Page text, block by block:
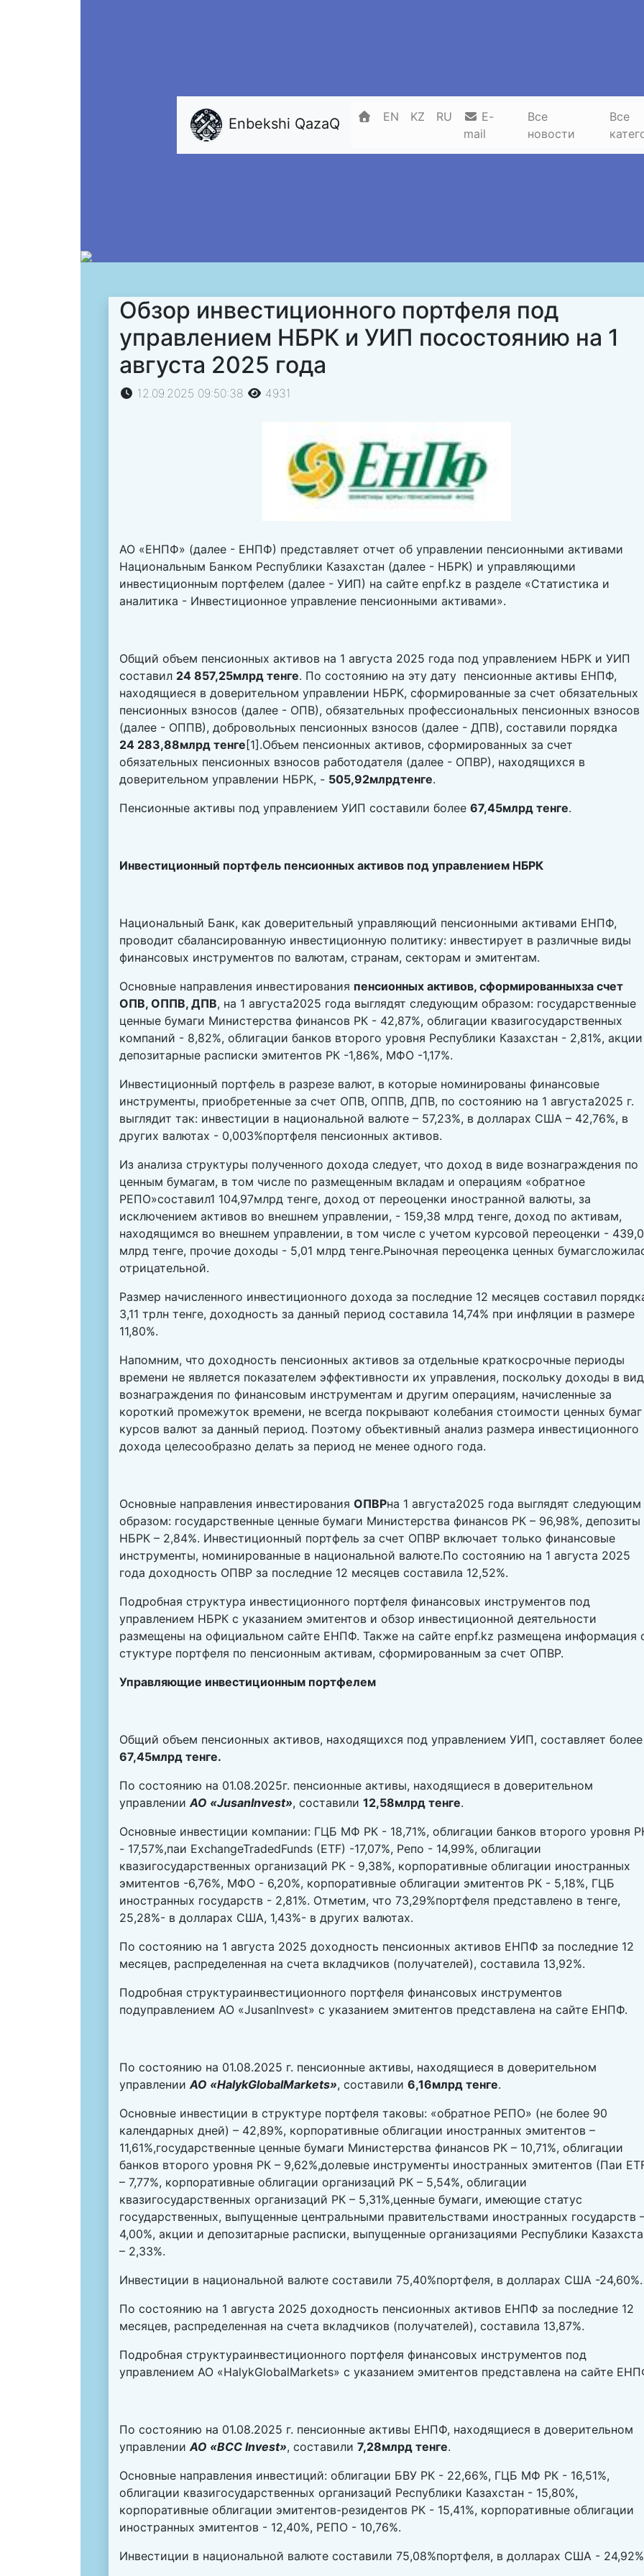
Enbekshi QazaQ EN KZ RU
E-
mail
Все
новости
Все
Обзор инвестиционного портфеля под
управлением НБРК и УИП посостоянию на 1
августа 2025 года
12.09.2025 09:50:38 4931
АО «ЕНПФ» (далее - ЕНПФ) представляет отчет об управлении пенсионными активами
Национальным Банком Республики Казахстан (далее - НБРК) и управляющими
инвестиционным портфелем (далее - УИП) на сайте enpf.kz в разделе «Статистика и
аналитика - Инвестиционное управление пенсионными активами».
Общий объем пенсионных активов на 1 августа 2025 года под управлением НБРК и УИП
составил 24 857,25млрд тенге. По состоянию на эту дату пенсионные активы ЕНПФ,
находящиеся в доверительном управлении НБРК, сформированные за счет обязательных
пенсионных взносов (далее - ОПВ), обязательных профессиональных пенсионных взносов
(далее - ОППВ), добровольных пенсионных взносов (далее - ДПВ), составили порядка
24 283,88млрд тенге [1] .Объем пенсионных активов, сформированных за счет
обязательных пенсионных взносов работодателя (далее - ОПВР), находящихся в
доверительном управлении НБРК, - 505,92млрдтенге.
Пенсионные активы под управлением УИП составили более 67,45млрд тенге.
Инвестиционный портфель пенсионных активов под управлением НБРК
Национальный Банк, как доверительный управляющий пенсионными активами ЕНПФ,
проводит сбалансированную инвестиционную политику: инвестирует в различные виды
финансовых инструментов по валютам, странам, секторам и эмитентам.
Основные направления инвестирования пенсионных активов, сформированныхза счет
ОПВ, ОППВ, ДПВ, на 1 августа2025 года выглядят следующим образом: государственные
ценные бумаги Министерства финансов РК - 42,87%, облигации квазигосударственных
компаний - 8,82%, облигации банков второго уровня Республики Казахстан - 2,81%,
депозитарные расписки эмитентов РК -1,86%, МФО -1,17%.
Инвестиционный портфель в разрезе валют, в которые номинированы финансовые
инструменты, приобретенные за счет ОПВ, ОППВ, ДПВ, по состоянию на 1 августа2025 г.
выглядит так: инвестиции в национальной валюте – 57,23%, в долларах США – 42,76%, в
других валютах - 0,003%портфеля пенсионных активов.
Из анализа структуры полученного дохода следует, что доход в виде вознаграждения по
ценным бумагам, в том числе по размещенным вкладам и операциям «обратное
РЕПО»составил1 104,97млрд тенге, доход от переоценки иностранной валюты, за
исключением активов во внешнем управлении, - 159,38 млрд тенге, доход по активам,
находящимся во внешнем управлении, в том числе с учетом курсовой переоценки -
млрд тенге, прочие доходы - 5,01 млрд тенге.Рыночная переоценка ценных
отрицательной.
Размер начисленного инвестиционного дохода за последние 12 месяцев составил
3,11 трлн тенге, доходность за данный период составила 14,74% при инфляции в размере
11,80%.
Напомним, что доходность пенсионных активов за отдельные краткосрочные периоды
времени не является показателем эффективности их управления, поскольку доходы в
вознаграждения по финансовым инструментам и другим операциям, начисленные за
короткий промежуток времени, не всегда покрывают колебания стоимости ценных
курсов валют за данный период. Поэтому объективный анализ размера инвестиционного
дохода целесообразно делать за период не менее одного года.
Основные направления инвестирования ОПВРна 1 августа2025 года выглядят следующим
образом: государственные ценные бумаги Министерства финансов РК – 96,98%, депозиты
НБРК – 2,84%. Инвестиционный портфель за счет ОПВР включает только финансовые
инструменты, номинированные в национальной валюте.По состоянию на 1 августа 2025
года доходность ОПВР за последние 12 месяцев составила 12,52%.
Подробная структура инвестиционного портфеля финансовых инструментов под
управлением НБРК с указанием эмитентов и обзор инвестиционной деятельности
размещены на официальном сайте ЕНПФ. Также на сайте enpf.kz размещена информация
стуктуре портфеля по пенсионным активам, сформированным за счет ОПВР.
Управляющие инвестиционным портфелем
Общий объем пенсионных активов, находящихся под управлением УИП, составляет более
67,45млрд тенге.
По состоянию на 01.08.2025г. пенсионные активы, находящиеся в доверительном
управленииАО «JusanInvest», составили 12,58млрд тенге.
Основные инвестиции компании: ГЦБ МФ РК - 18,71%, облигации банков второго уровня
- 17,57%,паи ExchangeTradedFunds (ETF) -17,07%, Репо - 14,99%, облигации
квазигосударственных организаций РК - 9,38%, корпоративные облигации иностранных
эмитентов -6,76%, МФО - 6,20%, корпоративные облигации эмитентов РК - 5,18%, ГЦБ
иностранных государств - 2,81%. Отметим, что 73,29%портфеля представлено в тенге,
25,28%- в долларах США, 1,43%- в других валютах.
По состоянию на 1 августа 2025 доходность пенсионных активов ЕНПФ за последние 12
месяцев, распределенная на счета вкладчиков (получателей), составила 13,92%.
Подробная структураинвестиционного портфеля финансовых инструментов
подуправлением АО «JusanInvest» с указанием эмитентов представлена на сайте ЕНПФ.
По состоянию на 01.08.2025 г. пенсионные активы, находящиеся в доверительном
управленииАО «HalykGlobalMarkets», составили 6,16млрд тенге.
Основные инвестиции в структуре портфеля таковы: «обратное РЕПО» (не более 90
календарных дней) – 42,89%, корпоративные облигации иностранных эмитентов –
11,61%,государственные ценные бумаги Министерства финансов РК – 10,71%, облигации
банков второго уровня РК – 9,62%,долевые инструменты иностранных эмитентов (Паи
– 7,77%, корпоративные облигации организаций РК – 5,54%, облигации
квазигосударственных организаций РК – 5,31%,ценные бумаги, имеющие статус
государственных, выпущенные центральными правительствами иностранных государств
4,00%, акции и депозитарные расписки, выпущенные организациями Республики
– 2,33%.
Инвестиции в национальной валюте составили 75,40%портфеля, в долларах США -24,60%.
По состоянию на 1 августа 2025 доходность пенсионных активов ЕНПФ за последние 12
месяцев, распределенная на счета вкладчиков (получателей), составила 13,87%.
Подробная структураинвестиционного портфеля финансовых инструментов под
управлением АО «HalykGlobalMarkets» с указанием эмитентов представлена на сайте
По состоянию на 01.08.2025 г. пенсионные активы ЕНПФ, находящиеся в доверительном
управленииАО «BCC Invest», составили 7,28млрд тенге.
Основные направления инвестиций: облигации БВУ РК - 22,66%, ГЦБ МФ РК - 16,51%,
облигации квазигосударственных организаций Республики Казахстан - 15,80%,
корпоративные облигации эмитентов-резидентов РК - 15,41%, корпоративные облигации
иностранных эмитентов - 12,40%, РЕПО - 10,76%.
Инвестиции в национальной валюте составили 75,08%портфеля, в долларах США -